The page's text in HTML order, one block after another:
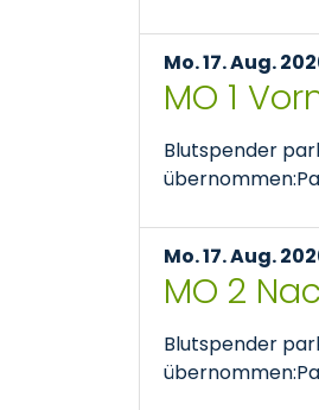
Mo. 17. Aug.
MO 1
Blutspender
Mo. 17. Aug.
MO 2
Blutspender